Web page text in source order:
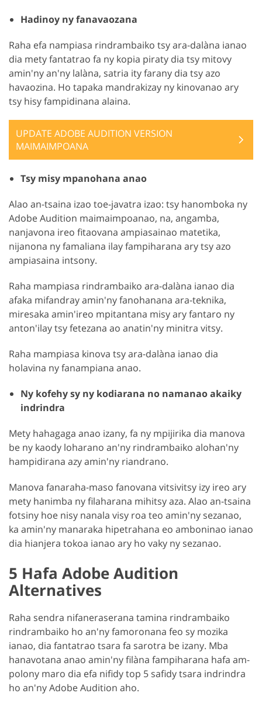
Hadinoy ny fanavaozana
Raha efa nampiasa rindrambaiko tsy ara-dalàna ianao
dia mety fantatrao fa ny kopia piraty dia tsy mitovy
amin'ny an'ny lalàna, satria ity farany dia tsy azo
havaozina. Ho tapaka mandrakizay ny kinovanao ary
tsy hisy fampidinana alaina.
UPDATE ADOBE AUDITION VERSION
MAIMAIMPOANA
Tsy misy mpanohana anao
Alao an-tsaina izao toe-javatra izao: tsy hanomboka ny
Adobe Audition maimaimpoanao, na, angamba,
nanjavona ireo fitaovana ampiasainao matetika,
nijanona ny famaliana ilay fampiharana ary tsy azo
ampiasaina intsony.
Raha mampiasa rindrambaiko ara-dalàna ianao dia
afaka mifandray amin'ny fanohanana ara-teknika,
miresaka amin'ireo mpitantana misy ary fantaro ny
anton'ilay tsy fetezana ao anatin'ny minitra vitsy.
Raha mampiasa kinova tsy ara-dalàna ianao dia
holavina ny fanampiana anao.
Ny kofehy sy ny kodiarana no namanao akaiky
indrindra
Mety hahagaga anao izany, fa ny mpijirika dia manova
be ny kaody loharano an'ny rindrambaiko alohan'ny
hampidirana azy amin'ny riandrano.
Manova fanaraha-maso fanovana vitsivitsy izy ireo ary
mety hanimba ny filaharana mihitsy aza. Alao an-tsaina
fotsiny hoe nisy nanala visy roa teo amin'ny sezanao,
ka amin'ny manaraka hipetrahana eo amboninao ianao
dia hianjera tokoa ianao ary ho vaky ny sezanao.
5 Hafa Adobe Audition
Alternatives
Raha sendra nifaneraserana tamina rindrambaiko
rindrambaiko ho an'ny famoronana feo sy mozika
ianao, dia fantatrao tsara fa sarotra be izany. Mba
hanavotana anao amin'ny filàna fampiharana hafa am-
polony maro dia efa nifidy top 5 safidy tsara indrindra
ho an'ny Adobe Audition aho.